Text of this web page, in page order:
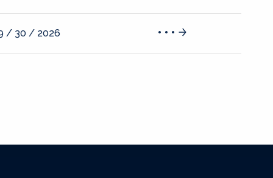
/ 30 / 2026